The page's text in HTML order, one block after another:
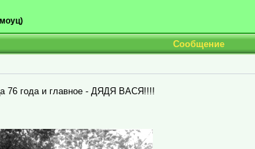
Сообщение
76 года и главное - ДЯДЯ ВАСЯ!!!!